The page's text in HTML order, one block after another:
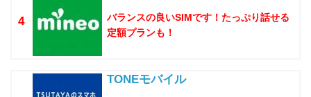
4
バランスの良いSIMです！たっぷり話せる
定額プランも！
TONEモバイル